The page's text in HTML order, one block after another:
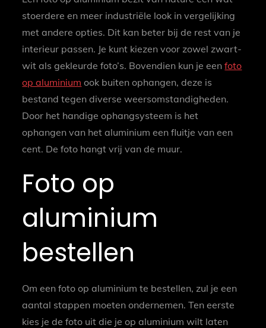
stoerdere en meer industriële look in vergelijking
met andere opties. Dit kan beter bij de rest van je
interieur passen. Je kunt kiezen voor zowel zwart-
wit als gekleurde foto’s. Bovendien kun je eenfoto
op aluminium ook buiten ophangen, deze is
bestand tegen diverse weersomstandigheden.
Door het handige ophangsysteem is het
ophangen van het aluminium een fluitje van een
cent. De foto hangt vrij van de muur.
Foto op
aluminium
bestellen
Om een foto op aluminium te bestellen, zul je een
aantal stappen moeten ondernemen. Ten eerste
kies je de foto uit die je op aluminium wilt laten